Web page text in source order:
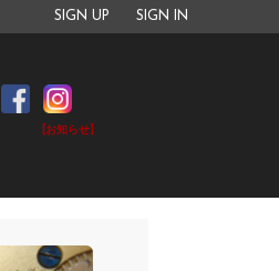
SIGN UP SIGN IN
[お知らせ]